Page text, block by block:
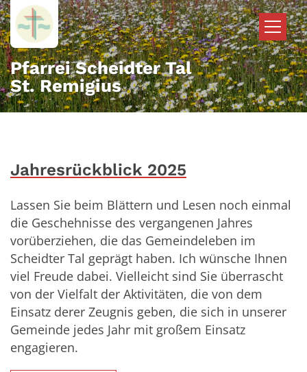
Zum Inhalt springen
Pfarrei Scheidter Tal
St. Remigius
Jahresrückblick 2025
Lassen Sie beim Blättern und Lesen noch einmal
die Geschehnisse des vergangenen Jahres
vorüberziehen, die das Gemeindeleben im
Scheidter Tal geprägt haben. Ich wünsche Ihnen
viel Freude dabei. Vielleicht sind Sie überrascht
von der Vielfalt der Aktivitäten, die von dem
Einsatz derer Zeugnis geben, die sich in unserer
Gemeinde jedes Jahr mit großem Einsatz
engagieren.